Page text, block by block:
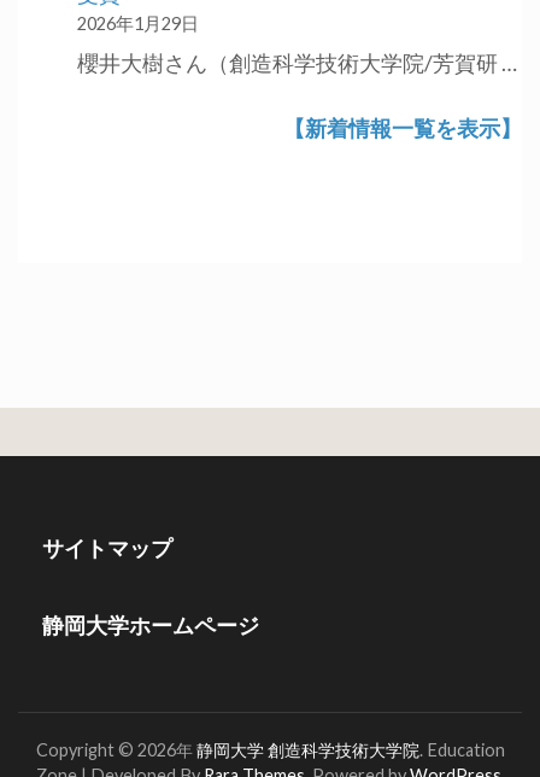
2026年1月29日
櫻井大樹さん（創造科学技術大学院/芳賀研 …
【新着情報一覧を表示】
サイトマップ
静岡大学ホームページ
Copyright © 2026年静岡大学 創造科学技術大学院. Education